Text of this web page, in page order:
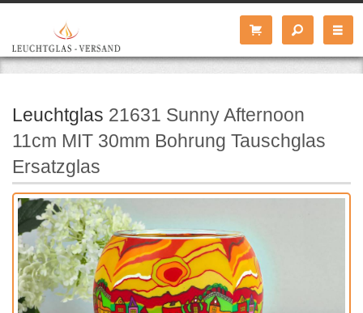
Leuchtglas 21631 Sunny Afternoon
11cm MIT 30mm Bohrung Tauschglas
Ersatzglas